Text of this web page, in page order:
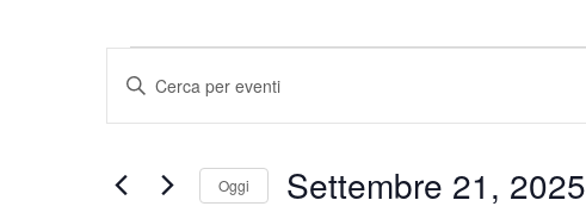
Eventi
for
Settembre
Eventi
viste
Inserisci
Eventi
Oggi Settembre 21, 2025